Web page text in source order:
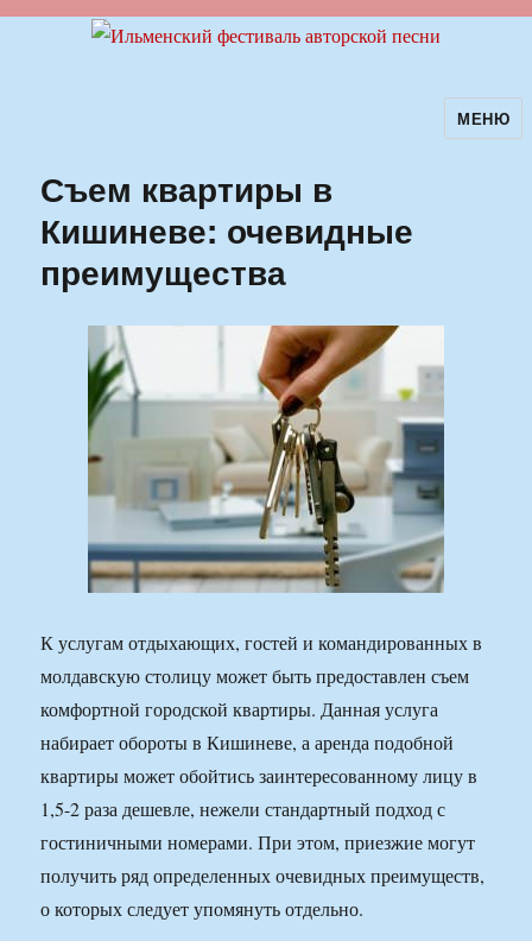
Ильменский фестиваль авторскойМЕНЮ
Съем квартиры в
Кишиневе: очевидные
преимущества
К услугам отдыхающих, гостей и командированных в
молдавскую столицу может быть предоставлен съем
комфортной городской квартиры. Данная услуга
набирает обороты в Кишиневе, а аренда подобной
квартиры может обойтись заинтересованному лицу в
1,5-2 раза дешевле, нежели стандартный подход с
гостиничными номерами. При этом, приезжие могут
получить ряд определенных очевидных преимуществ,
о которых следует упомянуть отдельно.